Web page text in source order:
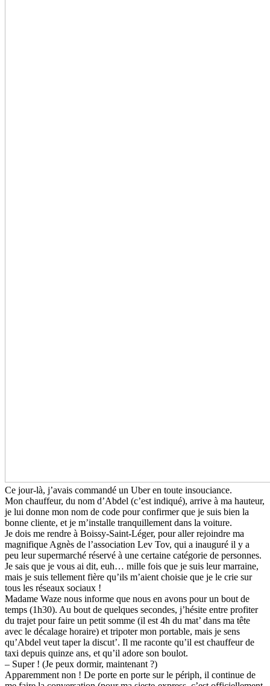
Ce jour-là, j’avais commandé un Uber en toute insouciance.
Mon chauffeur, du nom d’Abdel (c’est indiqué), arrive à ma hauteur,
je lui donne mon nom de code pour confirmer que je suis bien la
bonne cliente, et je m’installe tranquillement dans la voiture.
Je dois me rendre à Boissy-Saint-Léger, pour aller rejoindre ma
magnifique Agnès de l’association Lev Tov, qui a inauguré il y a
peu leur supermarché réservé à une certaine catégorie de personnes.
Je sais que je vous ai dit, euh… mille fois que je suis leur marraine,
mais je suis tellement fière qu’ils m’aient choisie que je le crie sur
tous les réseaux sociaux !
Madame Waze nous informe que nous en avons pour un bout de
temps (1h30). Au bout de quelques secondes, j’hésite entre profiter
du trajet pour faire un petit somme (il est 4h du mat’ dans ma tête
avec le décalage horaire) et tripoter mon portable, mais je sens
qu’Abdel veut taper la discut’. Il me raconte qu’il est chauffeur de
taxi depuis quinze ans, et qu’il adore son boulot.
– Super ! (Je peux dormir, maintenant ?)
Apparemment non ! De porte en porte sur le périph, il continue de